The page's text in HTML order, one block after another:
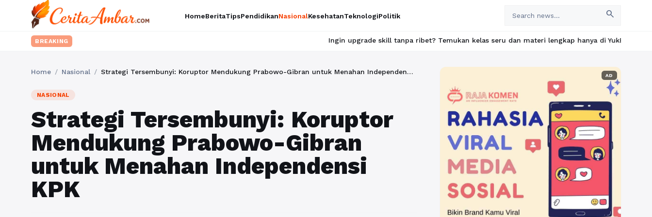
HomeBeritaTipsPendidikanNasionalKesehatanTeknologiPolitik search
BREAKING Ingin upgrade skill tanpa ribet? Temukan kelas seru dan materi lengkap hanya di YukBelajar.com. Mulai
Home / Nasional / Strategi Tersembunyi: Koruptor Mendukung Prabowo-Gibran untuk Menahan Independensi KPK
NASIONAL
Strategi Tersembunyi: Koruptor
Mendukung Prabowo-Gibran
untuk Menahan Independensi
KPK
AD